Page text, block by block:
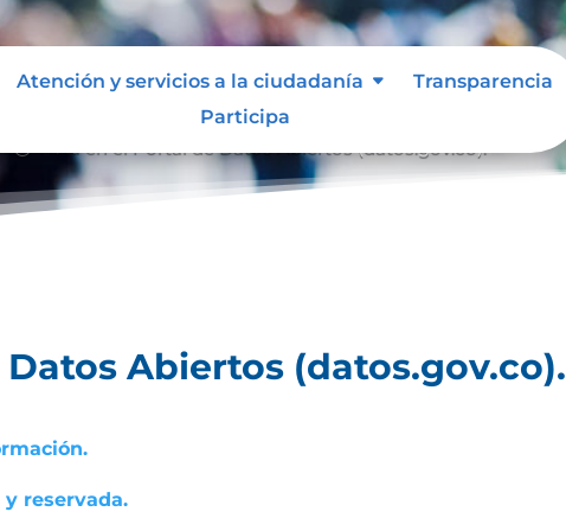
Atención y servicios a la ciudadanía
Transparencia
Participa
Abiertos (datos.gov.co).
y reservada.